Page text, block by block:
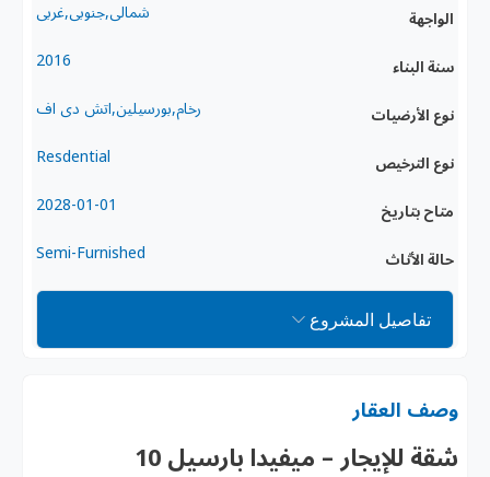
الواجهة شمالى,جنوبى,غربى
سنة البناء 2016
نوع الأرضيات رخام,بورسيلين,اتش دى اف
نوع الترخيص Resdential
متاح بتاريخ 2028-01-01
حالة الأثاث Semi-Furnished
تفاصيل المشروع
وصف العقار
شقة للإيجار – ميفيدا بارسيل 10